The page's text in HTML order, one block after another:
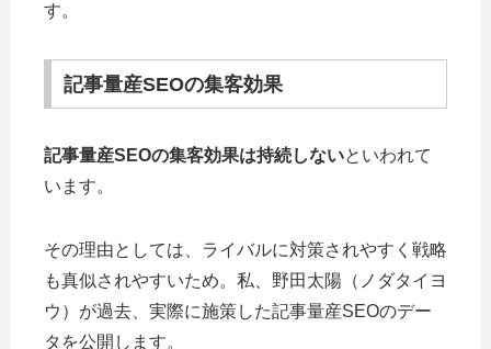
す。
記事量産SEOの集客効果
記事量産SEOの集客効果は持続しないといわれて
います。
その理由としては、ライバルに対策されやすく戦略
も真似されやすいため。私、野田太陽（ノダタイヨ
ウ）が過去、実際に施策した記事量産SEOのデー
タを公開します。